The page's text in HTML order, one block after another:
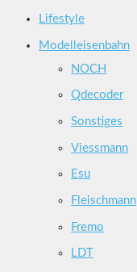
Lifestyle
Modelleisenbahn
NOCH
Qdecoder
Sonstiges
Viessmann
Esu
Fleischmann
Fremo
LDT